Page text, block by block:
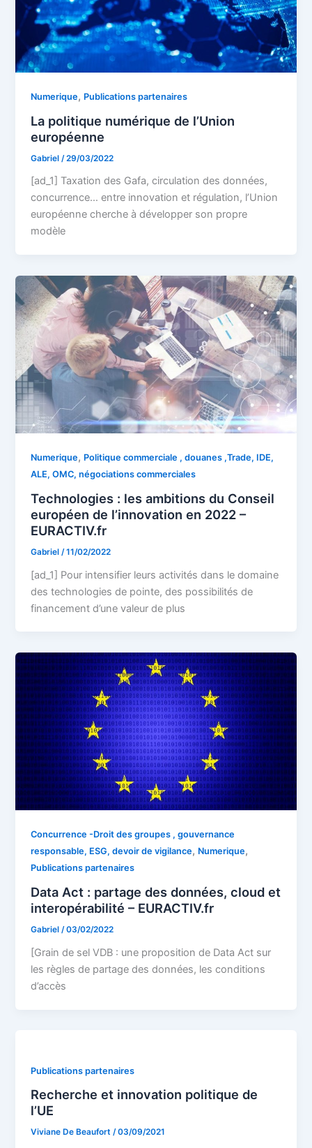
Numerique, Publications partenaires
La politique numérique de l’Union
européenne
Gabriel /29/03/2022
[ad_1] Taxation des Gafa, circulation des données,
concurrence… entre innovation et régulation, l’Union
européenne cherche à développer son propre
modèle
Numerique, Politique commerciale , douanes ,Trade, IDE,
ALE, OMC, négociations commerciales
Technologies : les ambitions du Conseil
européen de l’innovation en 2022 –
EURACTIV.fr
Gabriel /11/02/2022
[ad_1] Pour intensifier leurs activités dans le domaine
des technologies de pointe, des possibilités de
financement d’une valeur de plus
Concurrence -Droit des groupes , gouvernance
responsable, ESG, devoir de vigilance, Numerique,
Publications partenaires
Data Act : partage des données, cloud et
interopérabilité – EURACTIV.fr
Gabriel/03/02/2022
[Grain de sel VDB : une proposition de Data Act sur
les règles de partage des données, les conditions
d’accès
Publications partenaires
Recherche et innovation politique de
l’UE
Viviane De Beaufort/03/09/2021